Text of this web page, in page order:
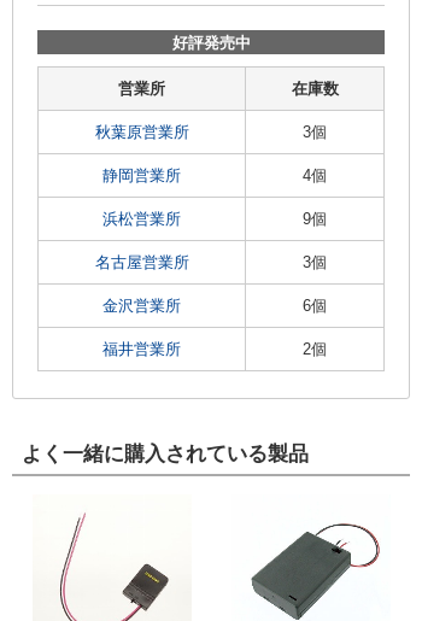
好評発売中
営業所 在庫数
秋葉原営業所 3個
静岡営業所 4個
浜松営業所 9個
名古屋営業所 3個
金沢営業所 6個
福井営業所 2個
よく一緒に購入されている製品